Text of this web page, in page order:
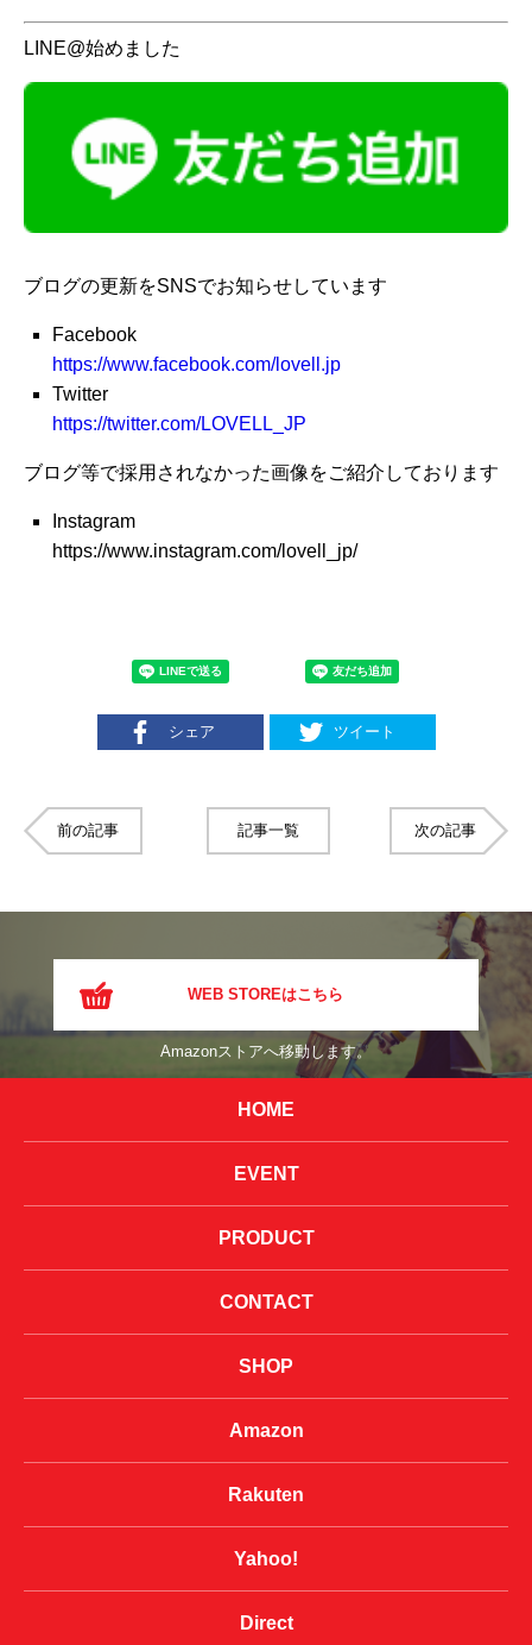
LINE@始めました
ブログの更新をSNSでお知らせしています
Facebook
https://www.facebook.com/lovell.jp
Twitter
https://twitter.com/LOVELL_JP
ブログ等で採用されなかった画像をご紹介しております
Instagram
https://www.instagram.com/lovell_jp/
シェア ツイート
前の記事 記事一覧 次の記事
WEB STOREはこちら
Amazonストアへ移動します。
HOME
EVENT
PRODUCT
CONTACT
SHOP
Amazon
Rakuten
Yahoo!
Direct